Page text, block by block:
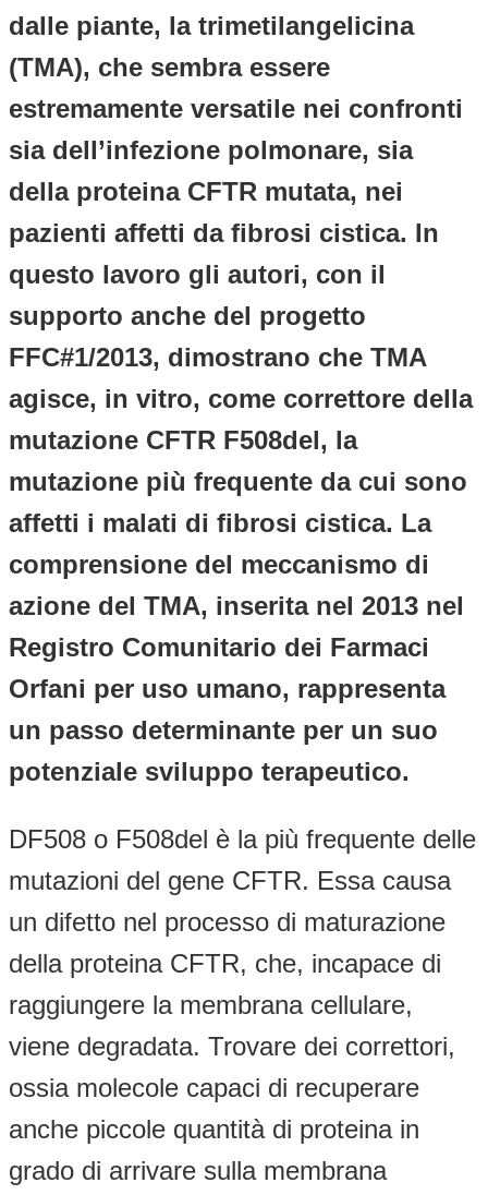
dalle piante, la trimetilangelicina
(TMA), che sembra essere
estremamente versatile nei confronti
sia dell’infezione polmonare, sia
della proteina CFTR mutata, nei
pazienti affetti da fibrosi cistica. In
questo lavoro gli autori, con il
supporto anche del progetto
FFC#1/2013, dimostrano che TMA
agisce, in vitro, come correttore della
mutazione CFTR F508del, la
mutazione più frequente da cui sono
affetti i malati di fibrosi cistica. La
comprensione del meccanismo di
azione del TMA, inserita nel 2013 nel
Registro Comunitario dei Farmaci
Orfani per uso umano, rappresenta
un passo determinante per un suo
potenziale sviluppo terapeutico.
DF508 o F508del è la più frequente delle
mutazioni del gene CFTR. Essa causa
un difetto nel processo di maturazione
della proteina CFTR, che, incapace di
raggiungere la membrana cellulare,
viene degradata. Trovare dei correttori,
ossia molecole capaci di recuperare
anche piccole quantità di proteina in
grado di arrivare sulla membrana